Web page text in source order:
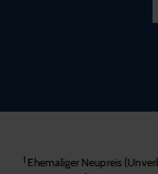
1Ehemaliger Neupreis